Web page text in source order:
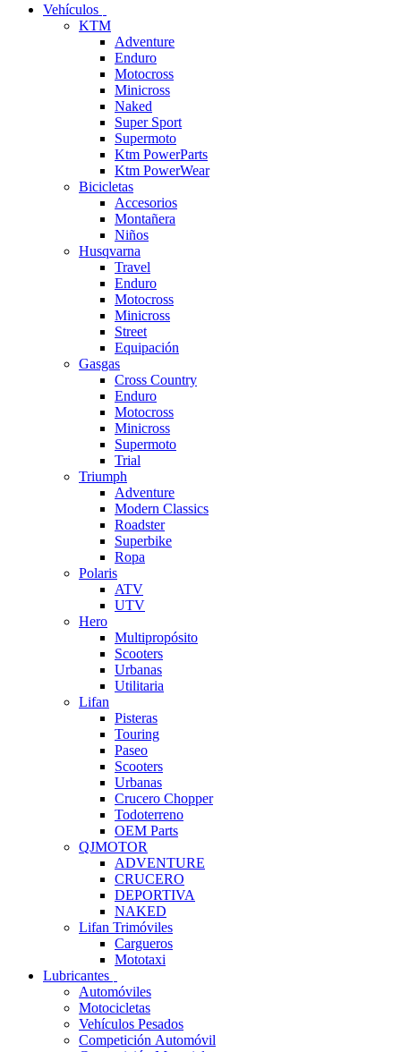
Vehículos
KTM
Adventure
Enduro
Motocross
Minicross
Naked
Super Sport
Supermoto
Ktm PowerParts
Ktm PowerWear
Bicicletas
Accesorios
Montañera
Niños
Husqvarna
Travel
Enduro
Motocross
Minicross
Street
Equipación
Gasgas
Cross Country
Enduro
Motocross
Minicross
Supermoto
Trial
Triumph
Adventure
Modern Classics
Roadster
Superbike
Ropa
Polaris
ATV
UTV
Hero
Multipropósito
Scooters
Urbanas
Utilitaria
Lifan
Pisteras
Touring
Paseo
Scooters
Urbanas
Crucero Chopper
Todoterreno
OEM Parts
QJMOTOR
ADVENTURE
CRUCERO
DEPORTIVA
NAKED
Lifan Trimóviles
Cargueros
Mototaxi
Lubricantes
Automóviles
Motocicletas
Vehículos Pesados
Competición Automóvil